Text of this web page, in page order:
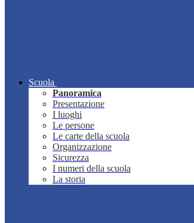
Scuola
Panoramica
Presentazione
I luoghi
Le persone
Le carte della scuola
Organizzazione
Sicurezza
I numeri della scuola
La storia